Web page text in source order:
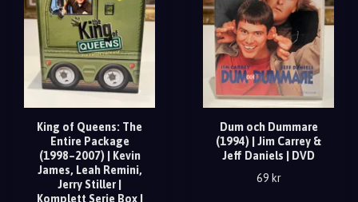
King of Queens: The
Entire Package
(1998–2007) | Kevin
James, Leah Remini,
Jerry Stiller |
Komplett Serie Box |
Dum och Dummare
(1994) | Jim Carrey &
Jeff Daniels | DVD
69 kr